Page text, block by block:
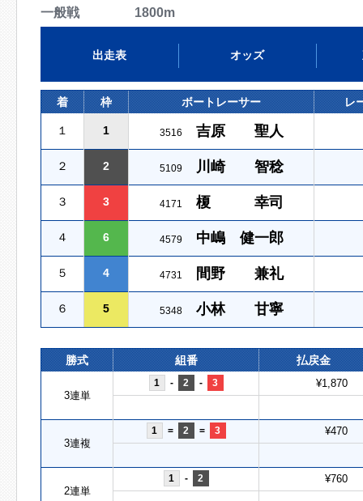
一般戦 1800m
出走表 オッズ
着 枠 ボートレーサー レ
１ 1 3516 吉原 聖人
２ 2 5109 川崎 智稔
３ 3 4171 榎 幸司
４ 6 4579 中嶋 健一郎
５ 4 4731 間野 兼礼
６ 5 5348 小林 甘寧
勝式 組番 払戻金
3連単
1 - 2 - 3 ¥1,870
3連複
1 = 2 = 3 ¥470
2連単
1 - 2 ¥760